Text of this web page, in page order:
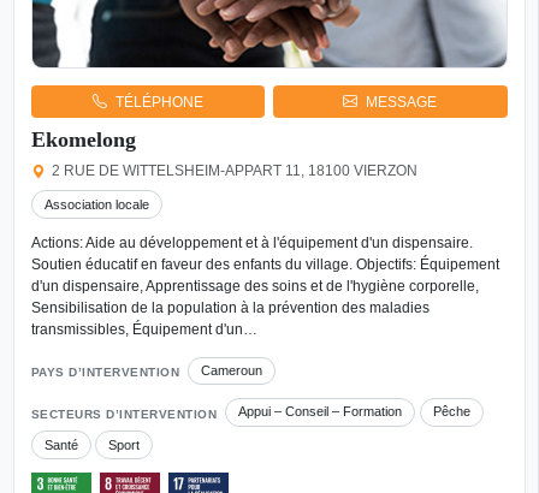
TÉLÉPHONE MESSAGE
Ekomelong
2 RUE DE WITTELSHEIM-APPART 11, 18100 VIERZON
Association locale
Actions: Aide au développement et à l'équipement d'un dispensaire.
Soutien éducatif en faveur des enfants du village. Objectifs: Équipement
d'un dispensaire, Apprentissage des soins et de l'hygiène corporelle,
Sensibilisation de la population à la prévention des maladies
transmissibles, Équipement d'un…
PAYS D’INTERVENTION Cameroun
SECTEURS D’INTERVENTION Appui – Conseil – Formation Pêche
Santé Sport